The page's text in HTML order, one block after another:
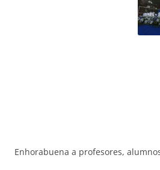
Enhorabuena a profesores,